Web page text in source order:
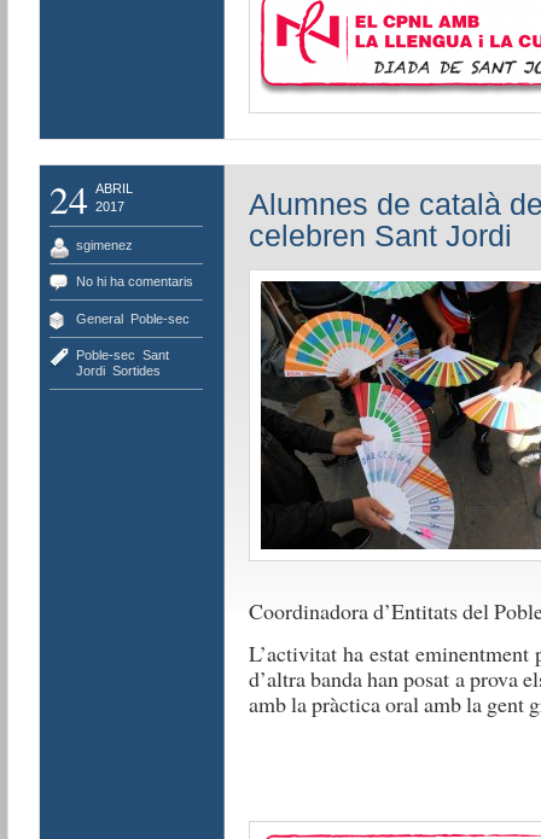
24 ABRIL
2017
sgimenez
No hi ha comentaris
General, Poble-sec
Poble-sec Sant
Jordi, Sortides
Alumnes de català
celebren Sant Jordi
Coordinadora d’Entitats del
L’activitat ha estat
d’altra banda han posat a prova
amb la pràctica oral amb la gent